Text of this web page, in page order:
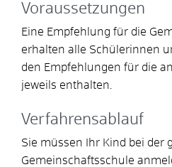
Voraussetzungen
Eine Empfehlung für die
erhalten alle Schülerinnen
den Empfehlungen für die
jeweils enthalten.
Verfahrensablauf
Sie müssen Ihr Kind bei der
Gemeinschaftsschule